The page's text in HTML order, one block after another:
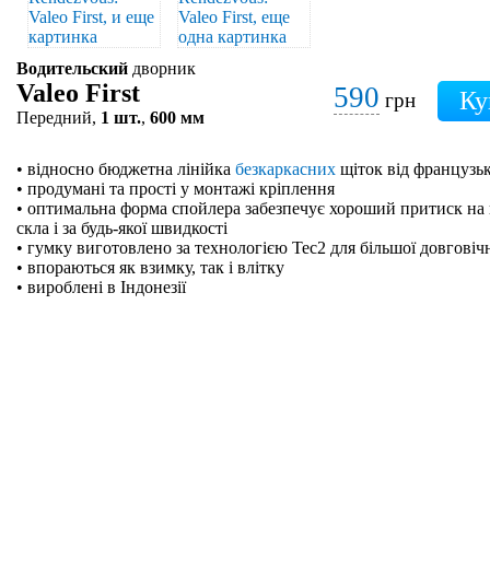
Водительский дворник
Valeo First
Передний, 1 шт., 600 мм
590 грн
• відносно бюджетна лінійка безкаркасних щіток від
• продумані та прості у монтажі кріплення
• оптимальна форма спойлера забезпечує хороший притиск на
скла і за будь-якої швидкості
• гумку виготовлено за технологією Tec2 для більшої
• впораються як взимку, так і влітку
• вироблені в Індонезії